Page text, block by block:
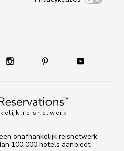
reisnetwerk
onafhankelijk reisnetwerk
100.000 hotels aanbiedt.